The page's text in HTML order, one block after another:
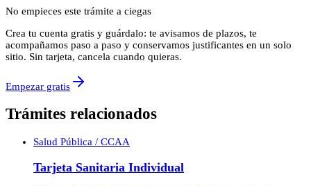
No empieces este trámite a ciegas
Crea tu cuenta gratis y guárdalo: te avisamos de plazos, te
acompañamos paso a paso y conservamos justificantes en un solo
sitio. Sin tarjeta, cancela cuando quieras.
Empezar gratis
Trámites relacionados
Salud Pública / CCAA
Tarjeta Sanitaria Individual